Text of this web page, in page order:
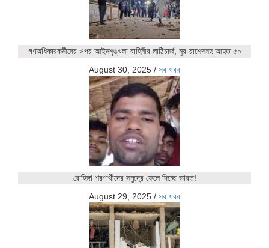
গণঅধিকারকর্মীদের ওপর আইনশৃঙ্খলা বাহিনীর লাঠিচার্জ, নুর-রাশেদসহ আহত ৫০
August 30, 2025 / সব খবর
রোহিঙ্গা শরণার্থীদের সমুদ্রে ফেলে দিচ্ছে ভারত!
August 29, 2025 / সব খবর